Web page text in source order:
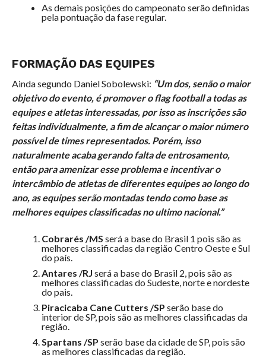
As demais posições do campeonato serão definidas
pela pontuação da fase regular.
FORMAÇÃO DAS EQUIPES
Ainda segundo Daniel Sobolewski: “Um dos, senão o maior
objetivo do evento, é promover o flag football a todas as
equipes e atletas interessadas, por isso as inscrições são
feitas individualmente, a fim de alcançar o maior número
possível de times representados. Porém, isso
naturalmente acaba gerando falta de entrosamento,
então para amenizar esse problema e incentivar o
intercâmbio de atletas de diferentes equipes ao longo do
ano, as equipes serão montadas tendo como base as
melhores equipes classificadas no ultimo nacional.”
Cobrarés /MS será a base do Brasil 1 pois são as
melhores classificadas da região Centro Oeste e Sul
do país.
Antares /RJ será a base do Brasil 2, pois são as
melhores classificadas do Sudeste, norte e nordeste
do pais.
Piracicaba Cane Cutters /SP serão base do
interior de SP, pois são as melhores classificadas da
região.
Spartans /SP serão base da cidade de SP, pois são
as melhores classificadas da região.